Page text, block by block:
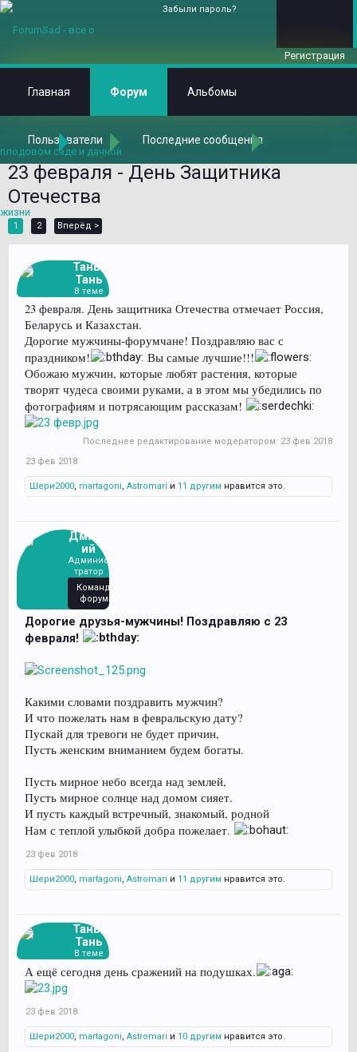
Главная Форум
Общаемся на любые темы
23 февраля - День Защитника
Отечества
1 2 Вперёд >
Тань-
Тань
В теме
23 февраля. День защитника Отечества отмечает Россия,
Беларусь и Казахстан.
Дорогие мужчины-форумчане! Поздравляю вас с
праздником!
Вы самые лучшие!!!
Обожаю мужчин, которые любят растения, которые
творят чудеса своими руками, а в этом мы убедились по
фотографиям и потрясающим рассказам!
Последнее редактирование модератором: 23 фев 2018
23 фев 2018
Шери2000, martagoni, Astromari и 11 другим нравится это.
Дмитр
ий
Админис
тратор
Команда
форума
Дорогие друзья-мужчины! Поздравляю с 23
февраля!
Какими словами поздравить мужчин?
И что пожелать нам в февральскую дату?
Пускай для тревоги не будет причин,
Пусть женским вниманием будем богаты.
Пусть мирное небо всегда над землей,
Пусть мирное солнце над домом сияет.
И пусть каждый встречный, знакомый, родной
Нам с теплой улыбкой добра пожелает.
23 фев 2018
Шери2000, martagoni, Astromari и 11 другим нравится это.
Тань-
Тань
В теме
А ещё сегодня день сражений на подушках.
23 фев 2018
Шери2000, martagoni, Astromari и 10 другим нравится это.
Забыли пароль?
Регистрация
Главная Форум Альбомы
Пользователи Последние сообщения